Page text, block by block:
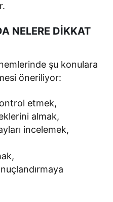
NELERE DİKKAT
şu konulara
öneriliyor:
etmek,
almak,
incelemek,